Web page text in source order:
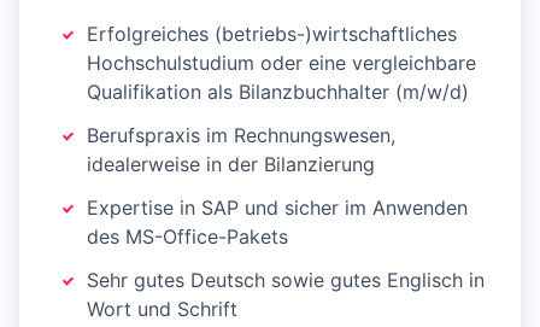
Erfolgreiches (betriebs-)wirtschaftliches
Hochschulstudium oder eine vergleichbare
Qualifikation als Bilanzbuchhalter (m/w/d)
Berufspraxis im Rechnungswesen,
idealerweise in der Bilanzierung
Expertise in SAP und sicher im Anwenden
des MS-Office-Pakets
Sehr gutes Deutsch sowie gutes Englisch in
Wort und Schrift